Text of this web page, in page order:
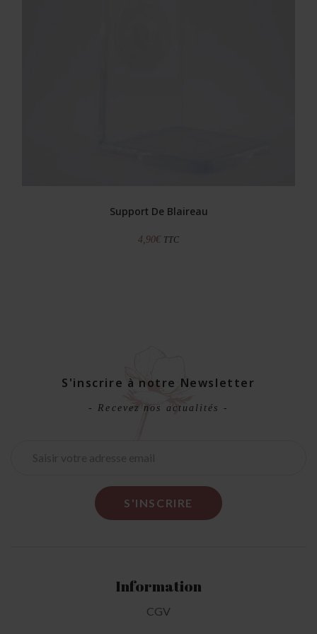
Support De Blaireau
4,90€ TTC
S'inscrire à notre Newsletter
- Recevez nos actualités -
Information
CGV